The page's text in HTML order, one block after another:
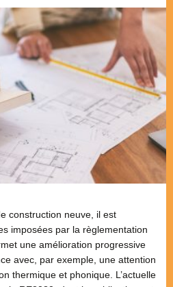
construction neuve, il est
imposées par la règlementation
une amélioration progressive
avec, par exemple, une attention
thermique et phonique. L’actuelle